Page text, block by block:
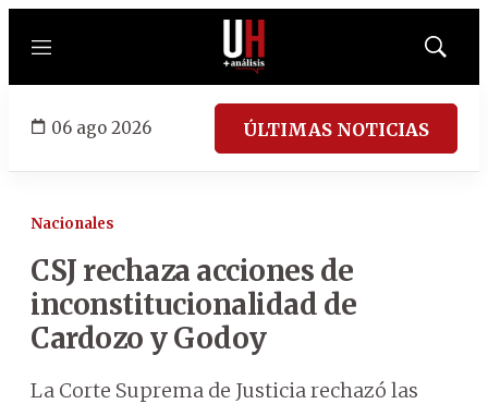
Menú
Mostrar
06 ago 2026 ÚLTIMAS NOTICIAS
Nacionales
CSJ rechaza acciones de
inconstitucionalidad de
Cardozo y Godoy
La Corte Suprema de Justicia rechazó las